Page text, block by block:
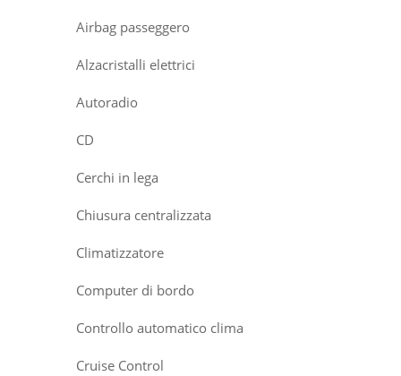
Airbag passeggero
Alzacristalli elettrici
Autoradio
CD
Cerchi in lega
Chiusura centralizzata
Climatizzatore
Computer di bordo
Controllo automatico clima
Cruise Control